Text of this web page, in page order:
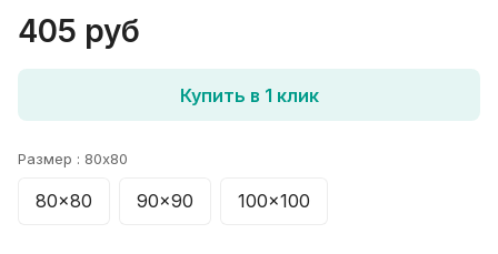
405 руб
Купить в 1 клик
Размер : 80x80
80x80 90x90 100x100